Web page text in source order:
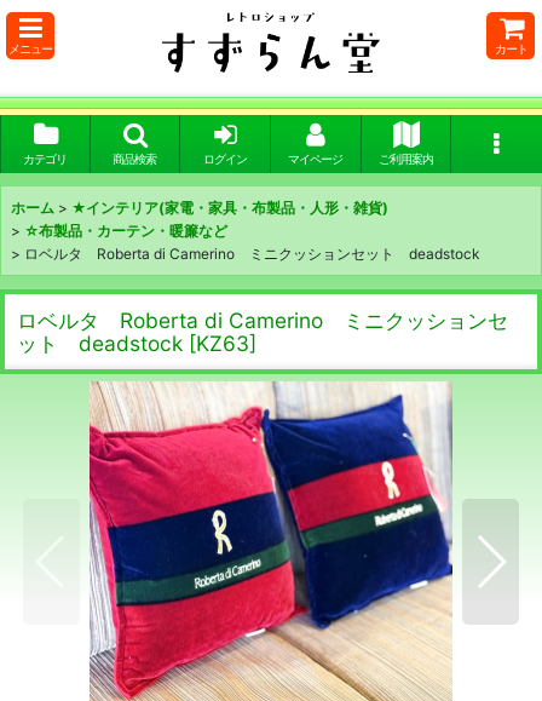
メニュー カート
カテゴリ 商品検索 ログイン マイページ ご利用案内
ホーム > ★インテリア(家電・家具・布製品・人形・雑貨)
> ☆布製品・カーテン・暖簾など
> ロベルタ Roberta di Camerino ミニクッションセット deadstock
ロベルタ Roberta di Camerino ミニクッションセ
ット deadstock [KZ63]